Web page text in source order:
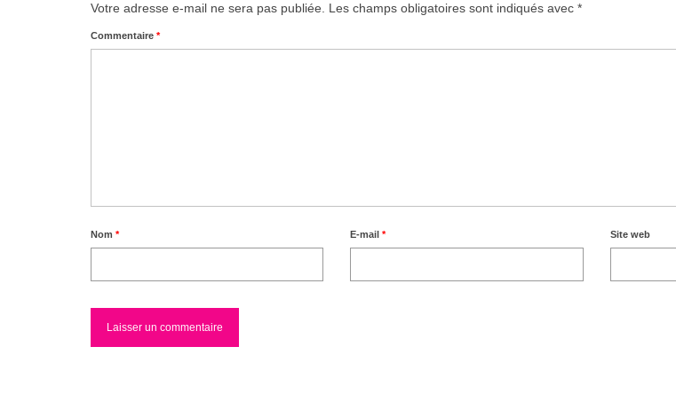
Votre adresse e-mail ne sera pas publiée. Les champs obligatoires sont indiqués avec *
Commentaire *
Nom * E-mail* Site web